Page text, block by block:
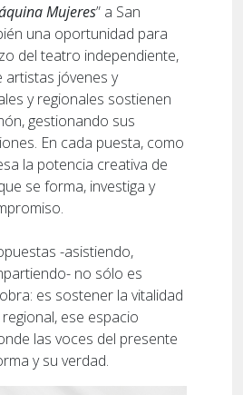
Mujeres” a San
una oportunidad para
del teatro independiente,
artistas jóvenes y
y regionales sostienen
gestionando sus
En cada puesta, como
la potencia creativa de
se forma, investiga y
-asistiendo,
no sólo es
es sostener la vitalidad
ese espacio
las voces del presente
y su verdad.